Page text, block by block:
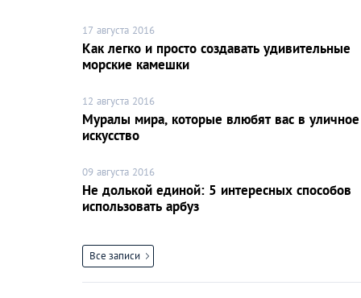
17 августа 2016
Как легко и просто создавать удивительные
морские камешки
12 августа 2016
Муралы мира, которые влюбят вас в уличное
искусство
09 августа 2016
Не долькой единой: 5 интересных способов
использовать арбуз
Все записи